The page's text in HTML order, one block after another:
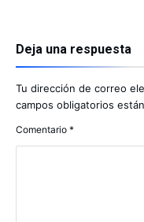
Deja una respuesta
Tu dirección de correo
campos obligatorios
Comentario *